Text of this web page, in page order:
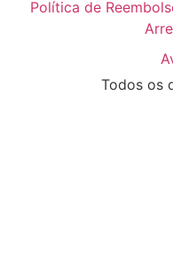
Política de
Todos os